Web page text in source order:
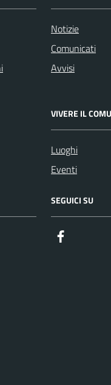
Notizie
Comunicati
Avvisi
VIVERE IL
Luoghi
Eventi
SEGUICI SU